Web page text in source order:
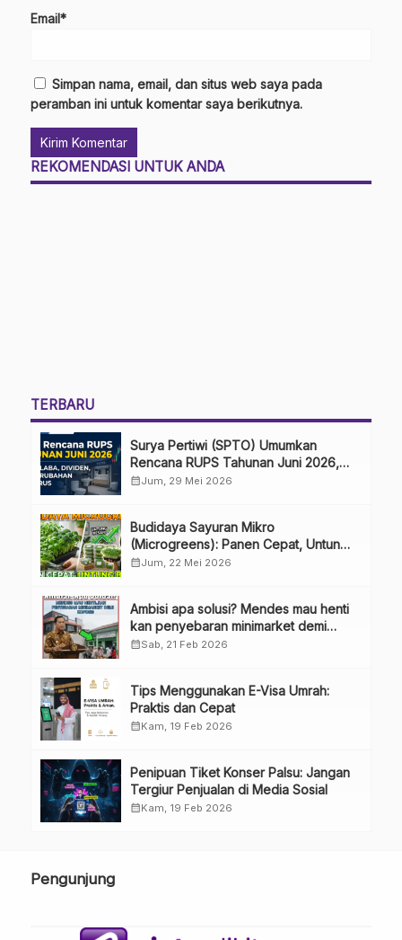
Email*
Simpan nama, email, dan situs web saya pada
peramban ini untuk komentar saya berikutnya.
REKOMENDASI UNTUK ANDA
TERBARU
Surya Pertiwi (SPTO) Umumkan
Rencana RUPS Tahunan Juni 2026,
Bahas Penggunaan Laba Hingga
calendar_monthJum, 29 Mei 2026
Budidaya Sayuran Mikro
(Microgreens): Panen Cepat, Untung
Besar
calendar_monthJum, 22 Mei 2026
Ambisi apa solusi? Mendes mau henti
kan penyebaran minimarket demi
kopdes.
calendar_monthSab, 21 Feb 2026
Tips Menggunakan E-Visa Umrah:
Praktis dan Cepat
calendar_monthKam, 19 Feb 2026
Penipuan Tiket Konser Palsu: Jangan
Tergiur Penjualan di Media Sosial
calendar_monthKam, 19 Feb 2026
Pengunjung